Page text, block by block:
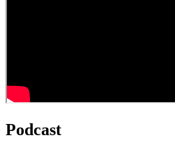
Podcast